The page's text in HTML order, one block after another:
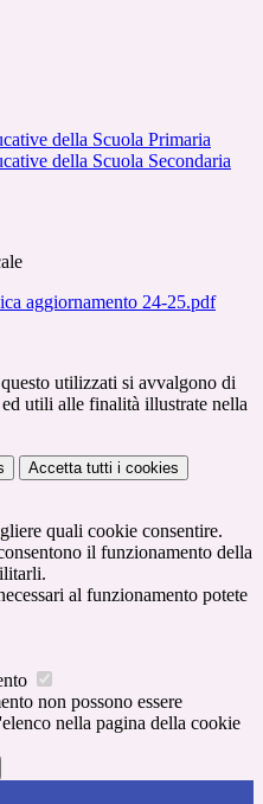
della Scuola Primaria
della Scuola Secondaria
aggiornamento 24-25.pdf
utilizzati si avvalgono di
utili alle finalità illustrate nella
Accetta tutti i cookies
quali cookie consentire.
il funzionamento della
al funzionamento potete
non possono essere
nella pagina della cookie